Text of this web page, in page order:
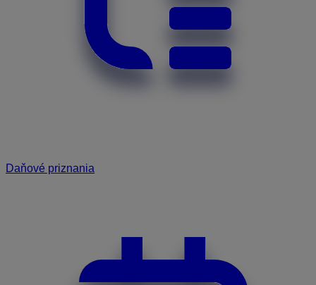
Daňové priznania